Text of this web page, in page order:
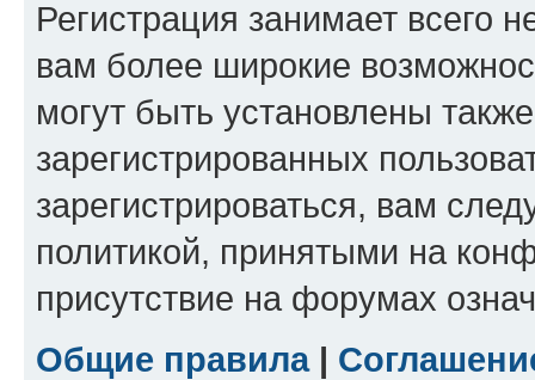
Регистрация занимает всего
вам более широкие
могут быть установлены
зарегистрированных
зарегистрироваться, вам
политикой, принятыми на
присутствие на форумах
Общие правила|